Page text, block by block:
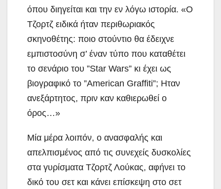
όπου διηγείται και την εν λόγω ιστορία. «Ο
Τζορτζ ειδικά ήταν περιθωριακός
σκηνοθέτης: ποιο στούντιο θα έδειχνε
εμπιστοσύνη σ’ έναν τύπο που καταθέτει
το σενάριο του ”Star Wars” κι έχει ως
βιογραφικό το ”American Graffiti”; Ηταν
ανεξάρτητος, πριν καν καθιερωθεί ο
όρος…»
Μία μέρα λοιπόν, ο ανασφαλής και
απελπισμένος από τις συνεχείς δυσκολίες
στα γυρίσματα Τζορτζ Λούκας, αφήνει το
δικό του σετ και κάνει επίσκεψη στο σετ